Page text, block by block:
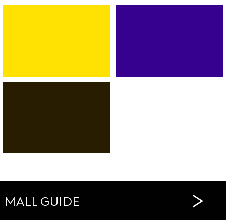
SUPERMARKT
BANK
MALL GUIDE >